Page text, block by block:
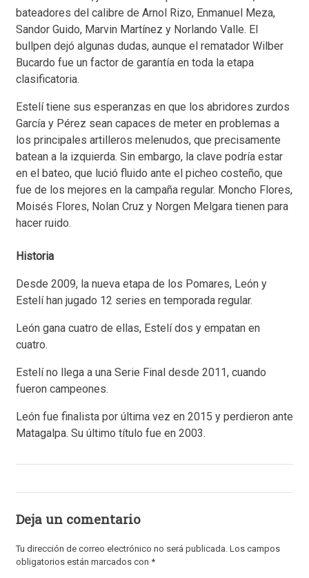
bateadores del calibre de Arnol Rizo, Enmanuel Meza,
Sandor Guido, Marvin Martínez y Norlando Valle. El
bullpen dejó algunas dudas, aunque el rematador Wilber
Bucardo fue un factor de garantía en toda la etapa
clasificatoria.
Estelí tiene sus esperanzas en que los abridores zurdos
García y Pérez sean capaces de meter en problemas a
los principales artilleros melenudos, que precisamente
batean a la izquierda. Sin embargo, la clave podría estar
en el bateo, que lució fluido ante el picheo costeño, que
fue de los mejores en la campaña regular. Moncho Flores,
Moisés Flores, Nolan Cruz y Norgen Melgara tienen para
hacer ruido.
Historia
Desde 2009, la nueva etapa de los Pomares, León y
Estelí han jugado 12 series en temporada regular.
León gana cuatro de ellas, Estelí dos y empatan en
cuatro.
Estelí no llega a una Serie Final desde 2011, cuando
fueron campeones.
León fue finalista por última vez en 2015 y perdieron ante
Matagalpa. Su último título fue en 2003.
Deja un comentario
Tu dirección de correo electrónico no será publicada. Los campos
obligatorios están marcados con *